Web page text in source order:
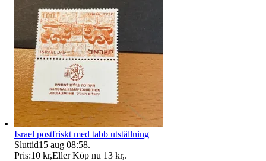
Israel postfriskt med tabb utställning
Sluttid15 aug 08:58.
Pris:10 kr,Eller Köp nu 13 kr,.